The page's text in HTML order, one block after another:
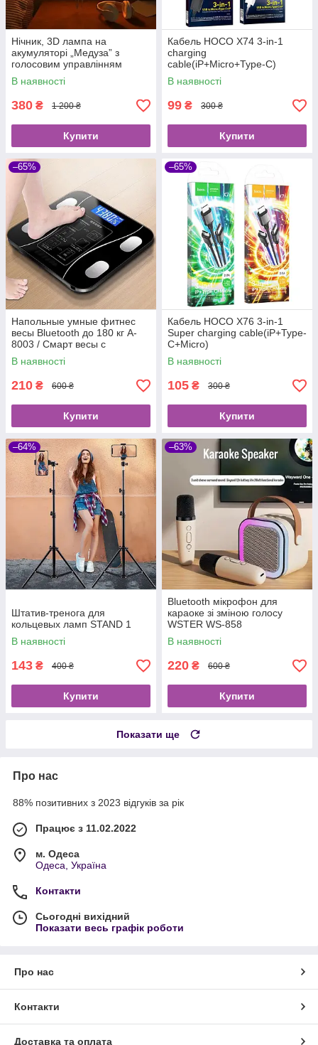
Нічник, 3D лампа на
акумуляторі „Медуза” з
голосовим управлінням
В наявності
380 ₴ 1 200 ₴
Купити
Кабель HOCO X74 3-in-1
charging
cable(iP+Micro+Type-C)
В наявності
99 ₴ 300 ₴
Купити
–65%
Напольные умные фитнес
весы Bluetooth до 180 кг A-
8003 / Смарт весы с
приложением
В наявності
210 ₴ 600 ₴
Купити
–65%
Кабель HOCO X76 3-in-1
Super charging cable(iP+Type-
C+Micro)
В наявності
105 ₴ 300 ₴
Купити
–64%
Штатив-тренога для
кольцевых ламп STAND 1
В наявності
143 ₴ 400 ₴
Купити
–63%
Bluetooth мікрофон для
караоке зі зміною голосу
WSTER WS-858
В наявності
220 ₴ 600 ₴
Купити
Показати ще
Про нас
88% позитивних з 2023 відгуків за рік
Працює з 11.02.2022
м. Одеса
Одеса, Україна
Контакти
Сьогодні вихідний
Показати весь графік роботи
Про нас
Контакти
Доставка та оплата